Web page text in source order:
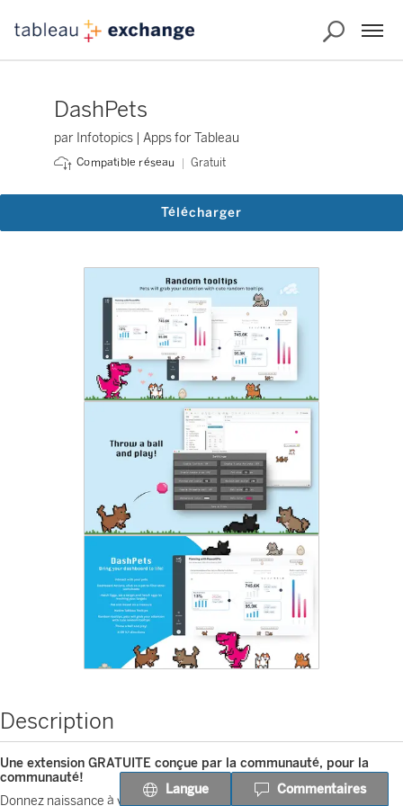
DashPets
par Infotopics | Apps for Tableau
Compatible réseau Gratuit
Télécharger
Description
Une extension GRATUITE conçue par la communauté, pour la
communauté!
Donnez naissance à votre propre animal de compagnie pour votre
Langue Commentaires